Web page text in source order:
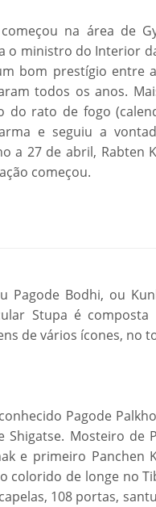
na área de
o ministro do Interior
bom prestígio entre
todos os anos.
rato de fogo
e seguiu a
a 27 de abril, Rabten
começou.
Pagode Bodhi, ou
Stupa é
de vários ícones, no
Pagode
Mosteiro de
e primeiro
de longe no
108 portas,